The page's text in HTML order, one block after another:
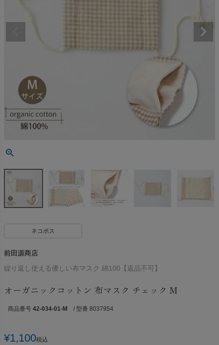
ネコポス
前田源商店
繰り返し使える優しい布マスク 綿100【返品不可】
オーガニックコットン 布マスク チェック M
商品番号 42-034-01-M / 型番 8037954
¥1,100税込